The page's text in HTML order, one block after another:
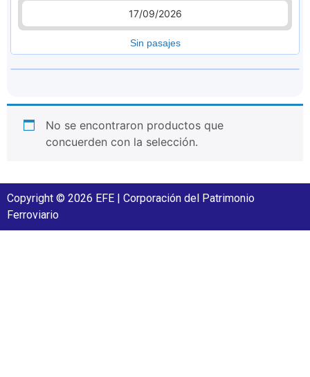
17/09/2026
Sin pasajes
No se encontraron productos que
concuerden con la selección.
Copyright © 2026 EFE | Corporación del Patrimonio
Ferroviario